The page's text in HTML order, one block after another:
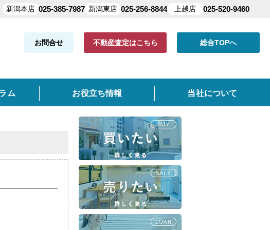
お問合せ 不動産査定はこちら 総合TOPへ
玉・千葉
件 共有持分
ム お役立ち情報
イント よくある質問 仲介手数料について
売却クイック査定とは
当社について
新潟本店 025-385-7987 新潟東店 025-256-8844 上越店 025-520-9460